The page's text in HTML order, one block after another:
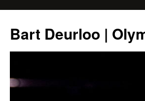
de
inhoud
Bart Deurloo |